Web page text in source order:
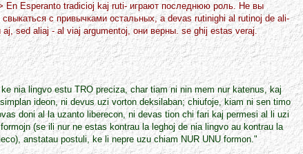
En Esperanto tradicioj kaj ruti- играют последнюю роль. Hе вы
с привычками остальных, а devas rutinighi al rutinoj de ali-
sed aliaj - al viaj argumentoj, они верны. se ghij estas veraj.
nia lingvo estu TRO preciza, char tiam ni nin mem nur katenus, kaj
ideon, ni devus uzi vorton deksilaban; chiufoje, kiam ni sen timo
doni al la uzanto liberecon, ni devas tion chi fari kaj permesi al li uzi
(se ili nur ne estas kontrau la leghoj de nia lingvo au kontrau la
anstatau postuli, ke li nepre uzu chiam NUR UNU formon."